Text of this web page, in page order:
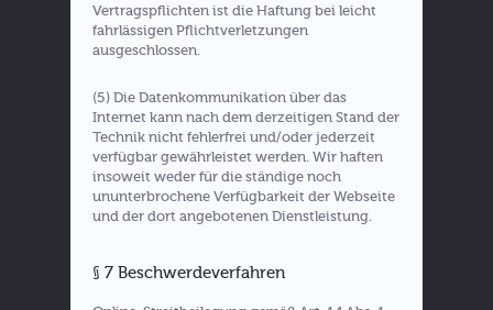
Vertragspflichten ist die Haftung bei leicht
fahrlässigen Pflichtverletzungen
ausgeschlossen.
(5) Die Datenkommunikation über das
Internet kann nach dem derzeitigen Stand der
Technik nicht fehlerfrei und/oder jederzeit
verfügbar gewährleistet werden. Wir haften
insoweit weder für die ständige noch
ununterbrochene Verfügbarkeit der Webseite
und der dort angebotenen Dienstleistung.
§ 7 Beschwerdeverfahren